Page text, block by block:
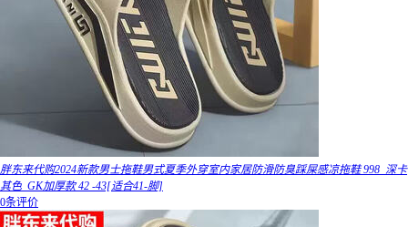
胖东来代购2024新款男士拖鞋男式夏季外穿室内家居防滑防臭踩屎感凉拖鞋 998_深卡
其色_GK加厚款 42 -43[适合41-脚]
0条评价